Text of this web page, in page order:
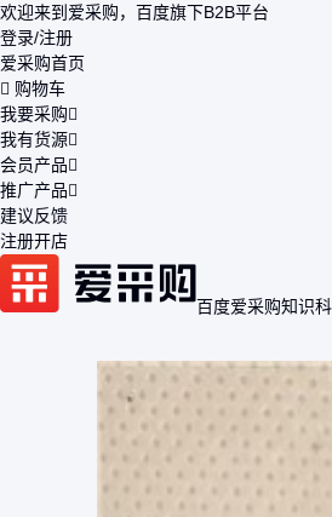
欢迎来到爱采购，百度旗下B2B平台
登录/注册
爱采购首页
购物车
我要采购
我有货源
会员产品
推广产品
建议反馈
注册开店
百度爱采购知识